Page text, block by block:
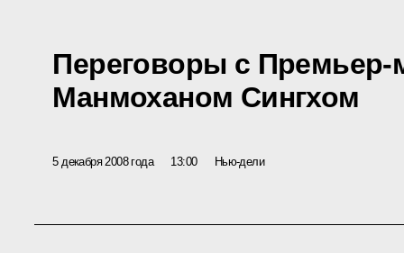
Переговоры с
Манмоханом Сингхом
5 декабря 2008 года 13:00 Нью-дели